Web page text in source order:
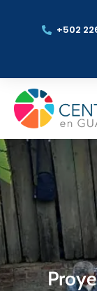
+502